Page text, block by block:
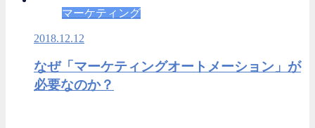
マーケティング
2018.12.12
なぜ「マーケティングオートメーション」が
必要なのか？